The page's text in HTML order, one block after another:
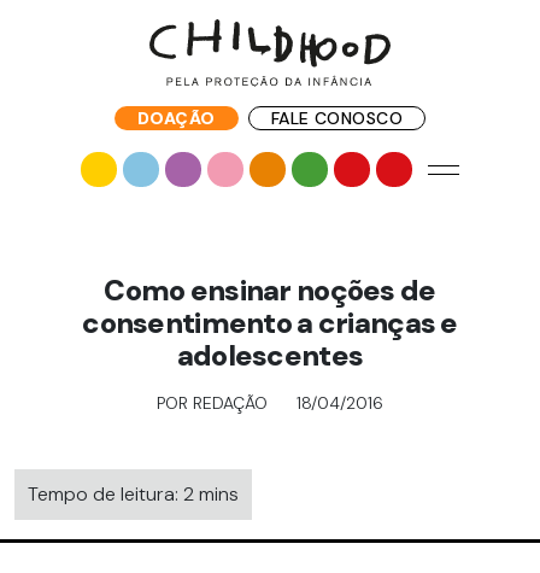
DOAÇÃO FALE CONOSCO
Como ensinar noções de
consentimento a crianças e
adolescentes
POR REDAÇÃO 18/04/2016
Tempo de leitura: 2 mins